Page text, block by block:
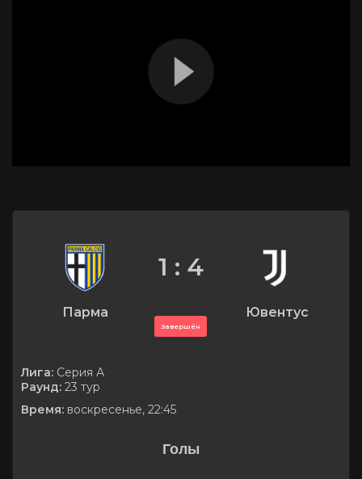
Парма
1 : 4
Завершён
Ювентус
Лига: Серия А
Раунд: 23 тур
Время: воскресенье, 22:45
Голы